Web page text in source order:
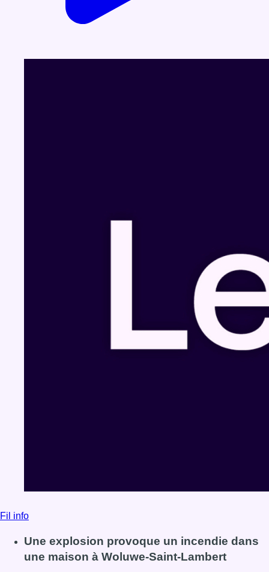
Fil info
Une explosion provoque un incendie dans
une maison à Woluwe-Saint-Lambert